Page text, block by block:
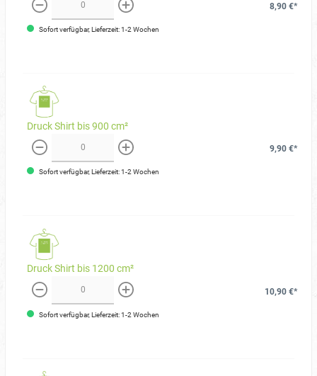
weniger mehr
8,90 €*
Sofort verfügbar, Lieferzeit: 1-2 Wochen
Druck Shirt bis 900 cm²
weniger mehr
9,90 €*
Sofort verfügbar, Lieferzeit: 1-2 Wochen
Druck Shirt bis 1200 cm²
weniger mehr
10,90 €*
Sofort verfügbar, Lieferzeit: 1-2 Wochen